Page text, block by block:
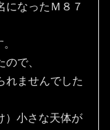
になったＭ８７
で、
れませんでした
）小さな天体が